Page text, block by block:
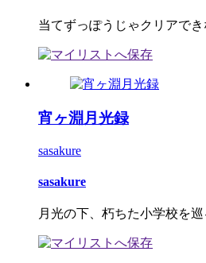
当てずっぽうじゃクリアで
宵ヶ淵月光録
sasakure
sasakure
月光の下、朽ちた小学校を